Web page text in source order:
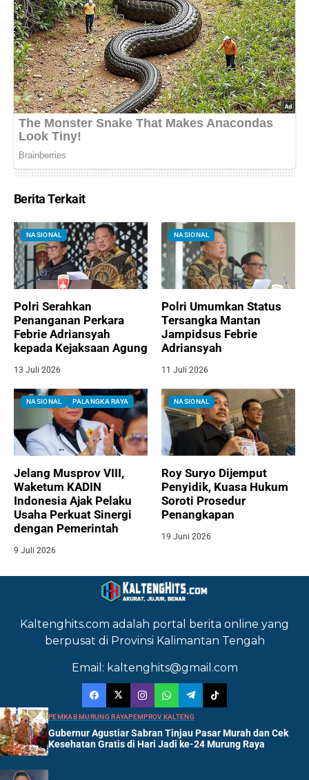
Berita Terkait
NASIONAL
Polri Serahkan
Penanganan Perkara
Febrie Adriansyah
kepada Kejaksaan Agung
13 Juli 2026
NASIONAL
Polri Umumkan Status
Tersangka Mantan
Jampidsus Febrie
Adriansyah
11 Juli 2026
NASIONAL PALANGKA RAYA
Jelang Musprov VIII,
Waketum KADIN
Indonesia Ajak Pelaku
Usaha Perkuat Sinergi
dengan Pemerintah
9 Juli 2026
NASIONAL
Roy Suryo Dijemput
Penyidik, Kuasa Hukum
Soroti Prosedur
Penangkapan
19 Juni 2026
Kaltenghits.com adalah portal berita online yang
berpusat di Provinsi Kalimantan Tengah
Email: kaltenghits@gmail.com
PEMKAB MURUNG RAYAPEMPROV KALTENG
Gubernur Agustiar Sabran Tinjau Pasar Murah dan Cek
Kesehatan Gratis di Hari Jadi ke-24 Murung Raya